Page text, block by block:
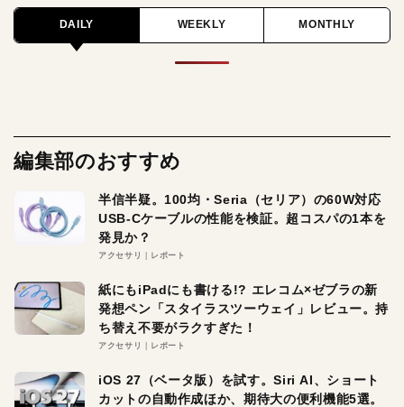
DAILY WEEKLY MONTHLY
編集部のおすすめ
半信半疑。100均・Seria（セリア）の60W対応
USB-Cケーブルの性能を検証。超コスパの1本を
発見か？
アクセサリ レポート
紙にもiPadにも書ける!? エレコム×ゼブラの新
発想ペン「スタイラスツーウェイ」レビュー。持
ち替え不要がラクすぎた！
アクセサリ レポート
iOS 27（ベータ版）を試す。Siri AI、ショート
カットの自動作成ほか、期待大の便利機能5選。